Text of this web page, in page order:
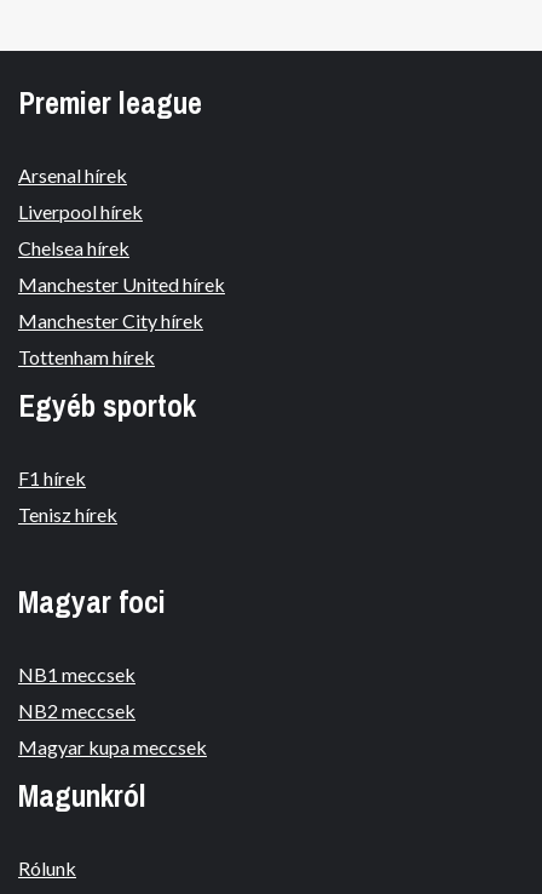
Premier league
Arsenal hírek
Liverpool hírek
Chelsea hírek
Manchester United hírek
Manchester City hírek
Tottenham hírek
Egyéb sportok
F1 hírek
Tenisz hírek
Magyar foci
NB1 meccsek
NB2 meccsek
Magyar kupa meccsek
Magunkról
Rólunk